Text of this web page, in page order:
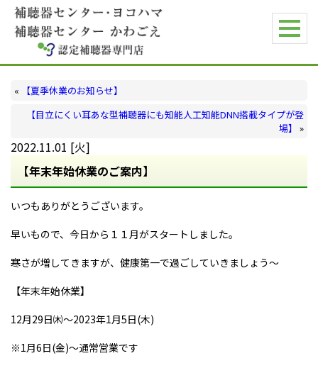
«
【夏季休業のお知らせ】
【目立にくい耳あな型補聴器にも知能人工知能DNN搭載タイプが登
場】 »
2022.11.01 [火]
【年末年始休業のご案内】
いつもありがとうございます。
早いもので、今日から１１月がスタートしました。
寒さが増してきますが、健康第一で過ごしていきましょう～
【年末年始休業】
12月29日㈭～2023年1月5日(木)
※1月6日(金)～通常営業です